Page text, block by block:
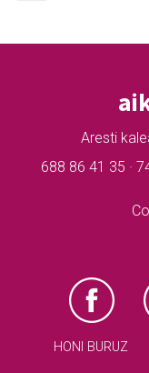
Aresti
688 86 41 35 ·
HONI BURUZ